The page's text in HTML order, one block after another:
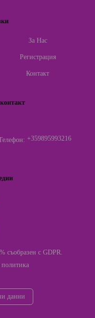
За Нас
Регистрация
Контакт
+359895993216
съобразен с GDPR.
данни